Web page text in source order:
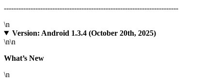
------------------------------------------------------------------------
\n
\n
Version: Android 1.3.4 (October 20th, 2025)
\n
What’s New
\n